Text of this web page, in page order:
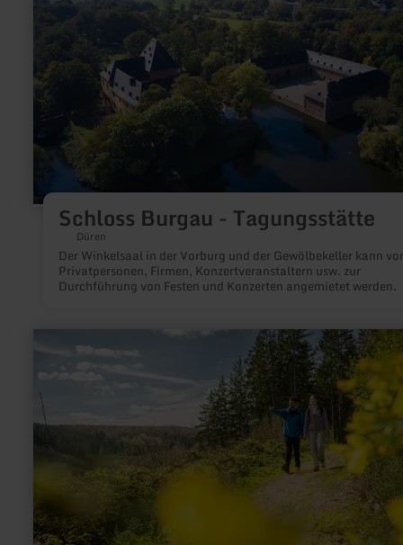
Schloss Burgau - Tagungsstätte
Düren
Der Winkelsaal in der Vorburg und der Gewölbekeller kann
Privatpersonen, Firmen, Konzertveranstaltern usw. zur
Durchführung von Festen und Konzerten angemietet werden.
Tagungsstätte
erfahren
Eisen